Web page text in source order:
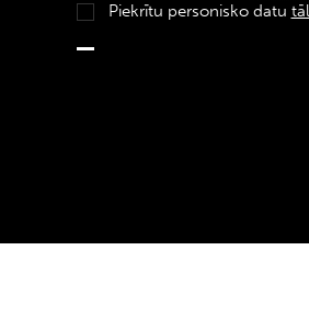
Piekrītu personisko datu